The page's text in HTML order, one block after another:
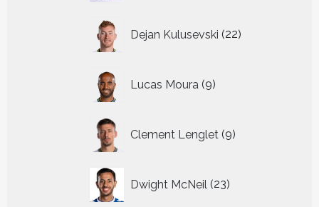
Dejan Kulusevski 22
producten
Lucas Moura 9
producten
Clement Lenglet 9
producten
Dwight McNeil 23
producten